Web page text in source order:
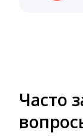
Часто